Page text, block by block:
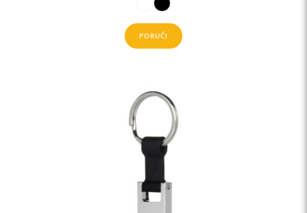
PORUČI